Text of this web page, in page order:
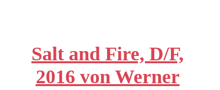
Salt and Fire, D/F,
2016 von Werner